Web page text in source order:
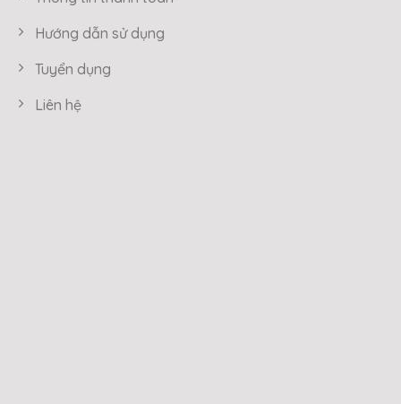
Hướng dẫn sử dụng
Tuyển dụng
Liên hệ